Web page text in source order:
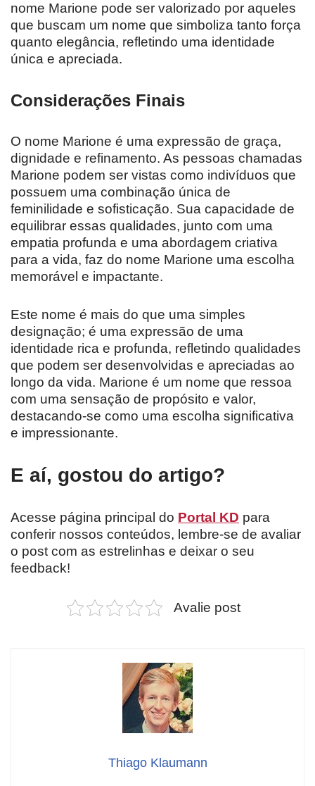
nome Marione pode ser valorizado por aqueles
que buscam um nome que simboliza tanto força
quanto elegância, refletindo uma identidade
única e apreciada.
Considerações Finais
O nome Marione é uma expressão de graça,
dignidade e refinamento. As pessoas chamadas
Marione podem ser vistas como indivíduos que
possuem uma combinação única de
feminilidade e sofisticação. Sua capacidade de
equilibrar essas qualidades, junto com uma
empatia profunda e uma abordagem criativa
para a vida, faz do nome Marione uma escolha
memorável e impactante.
Este nome é mais do que uma simples
designação; é uma expressão de uma
identidade rica e profunda, refletindo qualidades
que podem ser desenvolvidas e apreciadas ao
longo da vida. Marione é um nome que ressoa
com uma sensação de propósito e valor,
destacando-se como uma escolha significativa
e impressionante.
E aí, gostou do artigo?
Acesse página principal do Portal KD para
conferir nossos conteúdos, lembre-se de avaliar
o post com as estrelinhas e deixar o seu
feedback!
Avalie post
Thiago Klaumann